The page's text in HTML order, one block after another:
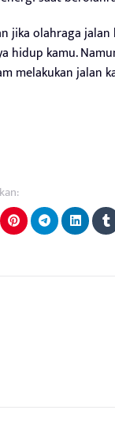
jika olahraga
hidup kamu.
melakukan jalan